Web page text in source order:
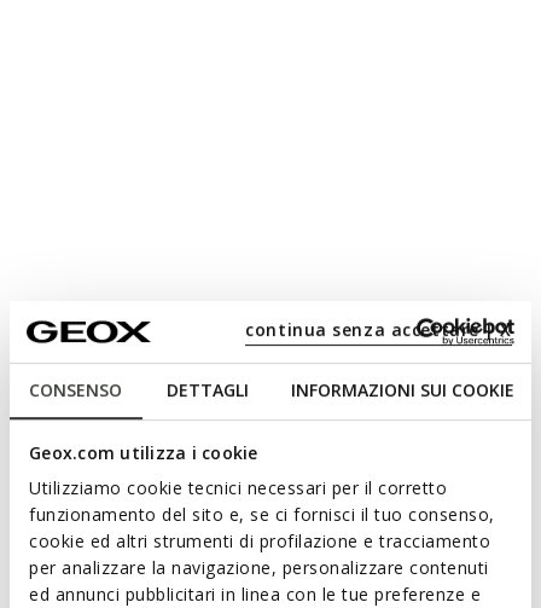
CONSENSO DETTAGLI INFORMAZIONI SUI COOKIE
Geox.com utilizza i cookie
Utilizziamo cookie tecnici necessari per il corretto
funzionamento del sito e, se ci fornisci il tuo consenso,
cookie ed altri strumenti di profilazione e tracciamento
per analizzare la navigazione, personalizzare contenuti
ed annunci pubblicitari in linea con le tue preferenze e
continua senza accettare | X